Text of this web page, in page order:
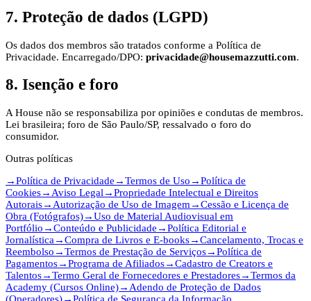
7. Proteção de dados (LGPD)
Os dados dos membros são tratados conforme a Política de
Privacidade. Encarregado/DPO: privacidade@housemazzutti.com.
8. Isenção e foro
A House não se responsabiliza por opiniões e condutas de membros.
Lei brasileira; foro de São Paulo/SP, ressalvado o foro do
consumidor.
Outras políticas
→Política de Privacidade →Termos de Uso →Política de
Cookies→ Aviso Legal →Propriedade Intelectual e Direitos
Autorais→ Autorização de Uso de Imagem →Cessão e Licença de
Obra (Fotógrafos)→Uso de Material Audiovisual em
Portfólio →Conteúdo e Publicidade →Política Editorial e
Jornalística →Compra de Livros e E-books→Cancelamento, Trocas e
Reembolso →Termos de Prestação de Serviços→Política de
Pagamentos→Programa de Afiliados→Cadastro de Creators e
Talentos→Termo Geral de Fornecedores e Prestadores→Termos da
Academy (Cursos Online)→ Adendo de Proteção de Dados